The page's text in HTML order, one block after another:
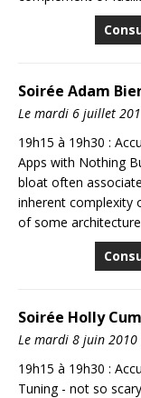
Soirée Adam
Le mardi 6 juillet
19h15 à 19h30 :
Apps with Nothing
bloat often
inherent complexity
of some
Soirée Holly
Le mardi 8 juin 2010
19h15 à 19h30 :
Tuning - not so